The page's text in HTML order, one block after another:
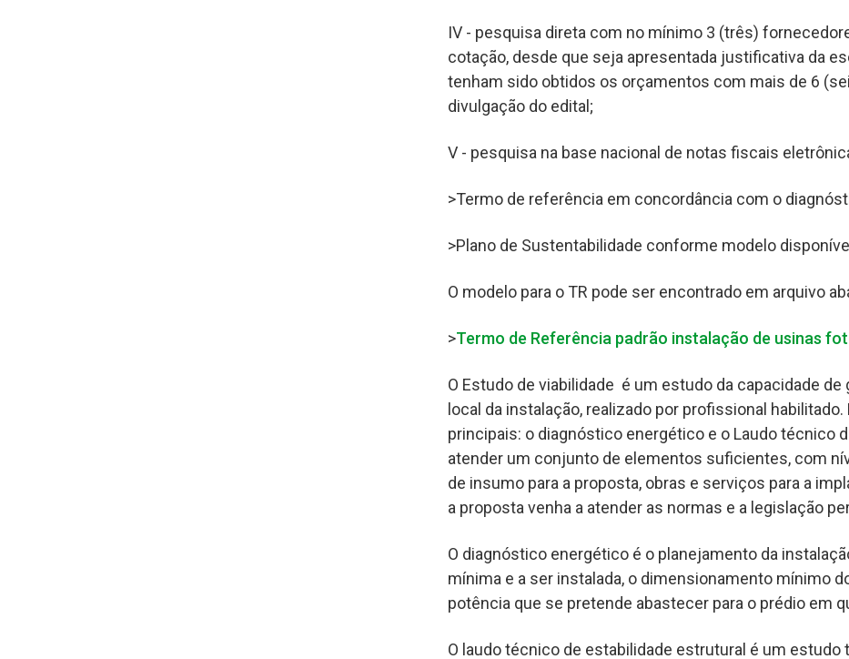
IV - pesquisa direta com no mínimo 3 (três)
cotação, desde que seja apresentada justificativa da
tenham sido obtidos os orçamentos com mais de 6
divulgação do edital;
V - pesquisa na base nacional de notas fiscais
>Termo de referência em concordância com o
>Plano de Sustentabilidade conforme modelo
O modelo para o TR pode ser encontrado em arquivo
>Termo de Referência padrão instalação de usinas
O Estudo de viabilidade é um estudo da capacidade
local da instalação, realizado por profissional
principais: o diagnóstico energético e o Laudo técnico
atender um conjunto de elementos suficientes, com
de insumo para a proposta, obras e serviços para a
a proposta venha a atender as normas e a legislação
O diagnóstico energético é o planejamento da
mínima e a ser instalada, o dimensionamento mínimo
potência que se pretende abastecer para o prédio em
O laudo técnico de estabilidade estrutural é um estudo